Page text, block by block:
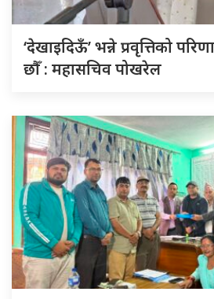
‘देखाइदिऊँ’ भन्ने प्रवृत्तिको
छौँ : महासचिव पोखरेल